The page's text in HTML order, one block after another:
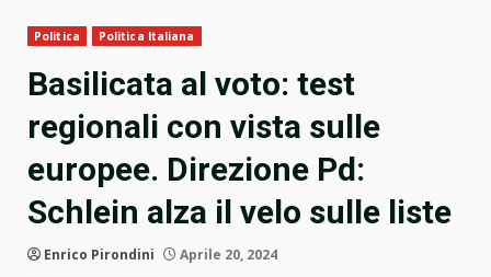
Politica Politica Italiana
Basilicata al voto: test
regionali con vista sulle
europee. Direzione Pd:
Schlein alza il velo sulle liste
Enrico Pirondini Aprile 20, 2024